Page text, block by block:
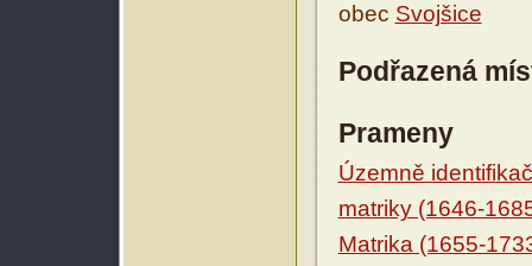
obec Svojšice
Podřazená
Prameny
Územně
matriky (1646-
Matrika (1655-